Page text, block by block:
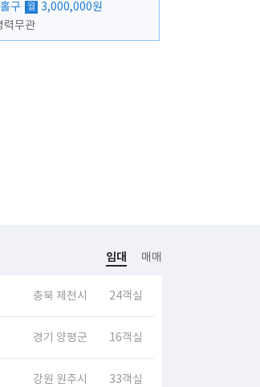
구 월
3,000,000원
력무관
임대 매매
충북 제천시 24객실
경기 양평군 16객실
강원 원주시 33객실